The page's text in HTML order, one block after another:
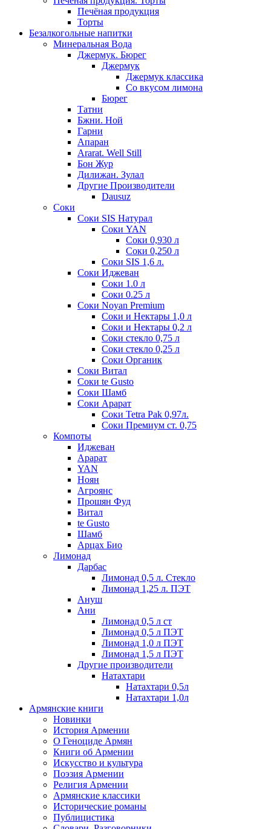
Печёная продукция
Торты
Безалкогольные напитки
Минеральная Вода
Джермук. Бюрег
Джермук
Джермук классика
Со вкусом лимона
Бюрег
Татни
Бжни. Ной
Гарни
Апаран
Ararat. Well Still
Бон Жур
Дилижан. Зулал
Другие Производители
Dausuz
Соки
Соки SIS Натурал
Соки YAN
Соки 0,930 л
Соки 0,250 л
Соки SIS 1,6 л.
Соки Иджеван
Соки 1.0 л
Соки 0.25 л
Соки Noyan Premium
Соки и Нектары 1,0 л
Соки и Нектары 0,2 л
Соки стекло 0,75 л
Соки стекло 0,25 л
Соки Органик
Соки Витал
Соки te Gusto
Соки Шамб
Соки Арарат
Соки Tetra Pak 0,97л.
Соки Премиум ст. 0,75
Компоты
Иджеван
Арарат
YAN
Ноян
Агроянс
Прошян Фуд
Витал
te Gusto
Шамб
Арцах Био
Лимонад
Дарбас
Лимонад 0,5 л. Стекло
Лимонад 1,25 л. ПЭТ
Ануш
Ани
Лимонад 0,5 л ст
Лимонад 0,5 л ПЭТ
Лимонад 1,0 л ПЭТ
Лимонад 1,5 л ПЭТ
Другие производители
Натахтари
Натахтари 0,5л
Натахтари 1,0л
Армянские книги
Новинки
История Армении
О Геноциде Армян
Книги об Армении
Иcкусство и культура
Поэзия Армении
Религия Армении
Армянские классики
Исторические романы
Публицистика